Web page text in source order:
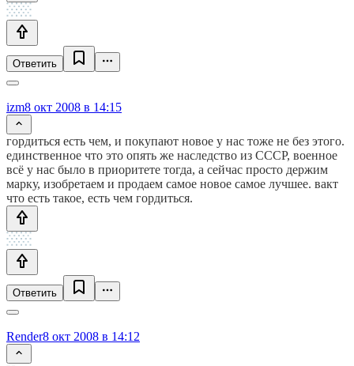
Ответить
izm8 окт 2008 в 14:15
гордиться есть чем, и покупают новое у нас тоже не без этого.
единственное что это опять же наследство из СССР, военное
всё у нас было в приоритете тогда, а сейчас просто держим
марку, изобретаем и продаем самое новое самое лучшее. вакт
что есть такое, есть чем гордиться.
Ответить
Render8 окт 2008 в 14:12